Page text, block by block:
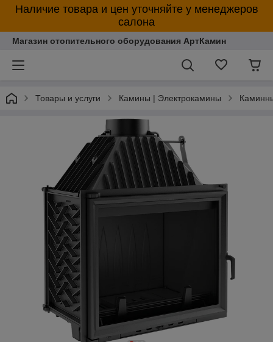
Наличие товара и цен уточняйте у менеджеров
салона
Магазин отопительного оборудования АртКамин
Товары и услуги Камины | Электрокамины